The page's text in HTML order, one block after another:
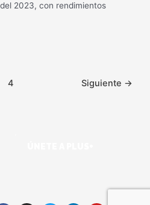
2023, con rendimientos
4 Siguiente →